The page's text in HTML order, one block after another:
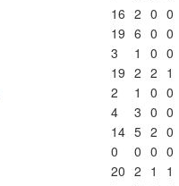
16 2 0 0
19 6 0 0
3 1 0 0
19 2 2 1
2 1 0 0
4 3 0 0
14 5 2 0
0 0 0 0
20 2 1
1